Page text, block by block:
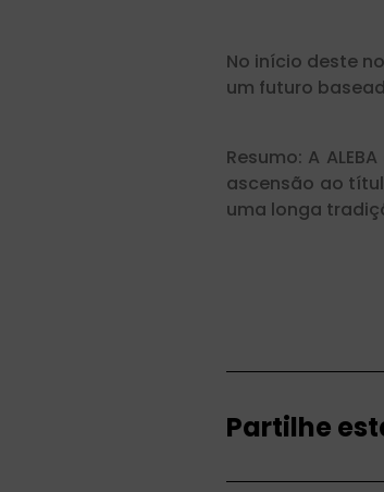
No início deste
um futuro
Resumo: A
ascensão ao
uma longa
Partilhe